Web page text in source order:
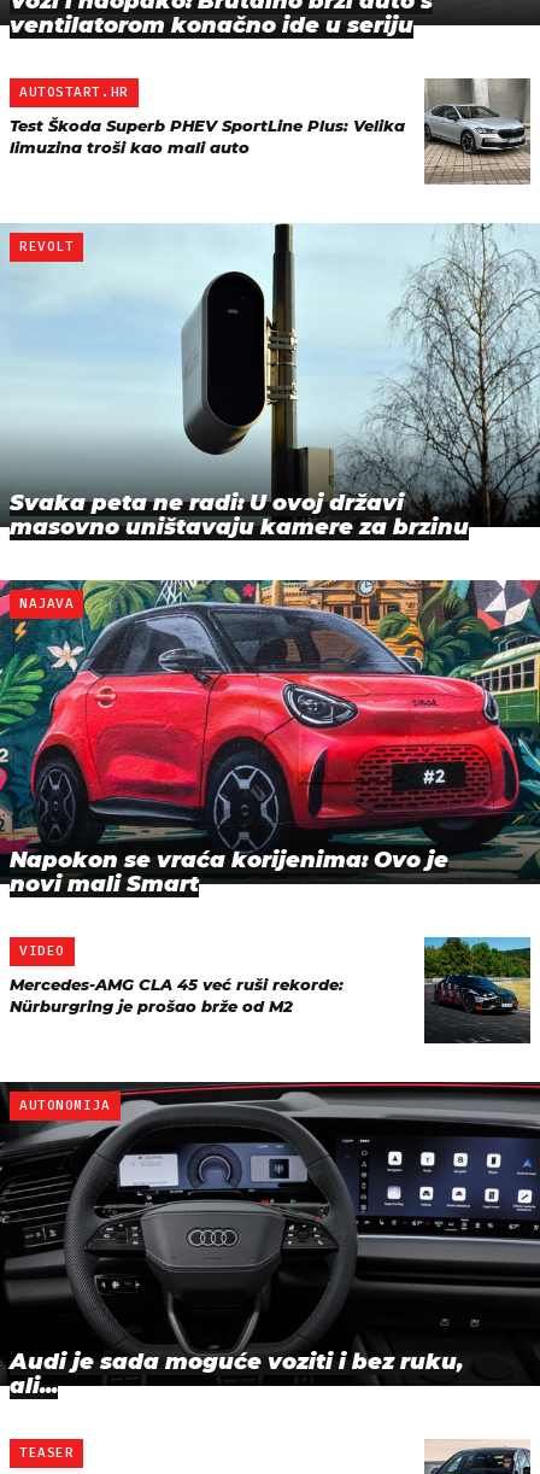
ventilatorom konačno ide u seriju
AUTOSTART.HR
Test Škoda Superb PHEV SportLine Plus: Velika
limuzina troši kao mali auto
REVOLT
Svaka peta ne radi: U ovoj državi
masovno uništavaju kamere za brzinu
NAJAVA
Napokon se vraća korijenima: Ovo je
novi mali Smart
VIDEO
Mercedes-AMG CLA 45 već ruši rekorde:
Nürburgring je prošao brže od M2
AUTONOMIJA
Audi je sada moguće voziti i bez ruku,
ali...
TEASER